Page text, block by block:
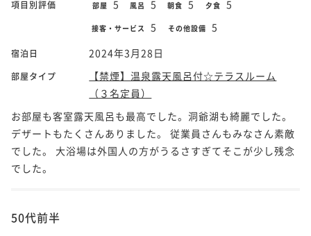
項目別評価 部屋 5 風呂 5 朝食 5 夕食 5
接客・サービス 5 その他設備 5
宿泊日 2024年3月28日
部屋タイプ
【禁煙】温泉露天風呂付☆テラスルーム
（３名定員）
お部屋も客室露天風呂も最高でした。洞爺湖も綺麗でした。
デザートもたくさんありました。 従業員さんもみなさん素敵
でした。 大浴場は外国人の方がうるさすぎてそこが少し残念
でした。
50代前半